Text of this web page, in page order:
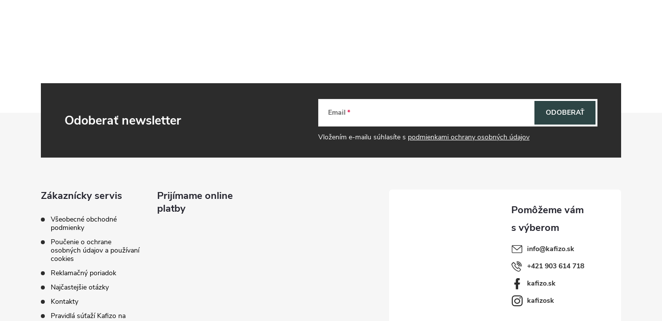
Odoberať newsletter Email
Vložením e-mailu súhlasíte s podmienkami ochrany osobných údajov
ODOBERAŤ
Zákaznícky servis
Všeobecné obchodné
podmienky
Poučenie o ochrane
osobných údajov a používaní
cookies
Reklamačný poriadok
Najčastejšie otázky
Kontakty
Pravidlá súťaží Kafizo na
Prijímame online
platby
info@kafizo.sk
+421 903 614 718
kafizo.sk
kafizosk